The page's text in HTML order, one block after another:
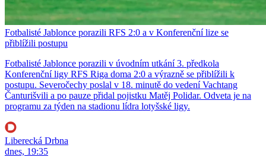
Fotbalisté Jablonce porazili RFS 2:0 a v Konferenční lize se
přiblížili postupu
Fotbalisté Jablonce porazili v úvodním utkání 3. předkola
Konferenční ligy RFS Riga doma 2:0 a výrazně se přiblížili k
postupu. Severočechy poslal v 18. minutě do vedení Vachtang
Čanturišvili a po pauze přidal pojistku Matěj Polidar. Odveta je na
programu za týden na stadionu lídra lotyšské ligy.
Liberecká Drbna
dnes, 19:35